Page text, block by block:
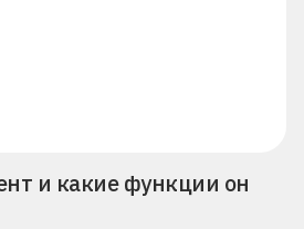
и какие функции он